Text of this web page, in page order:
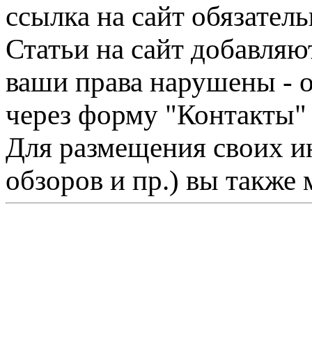
ссылка на сайт
Статьи на сайт
ваши права нарушены -
через форму "Контакты"
Для размещения своих
обзоров и пр.) вы также